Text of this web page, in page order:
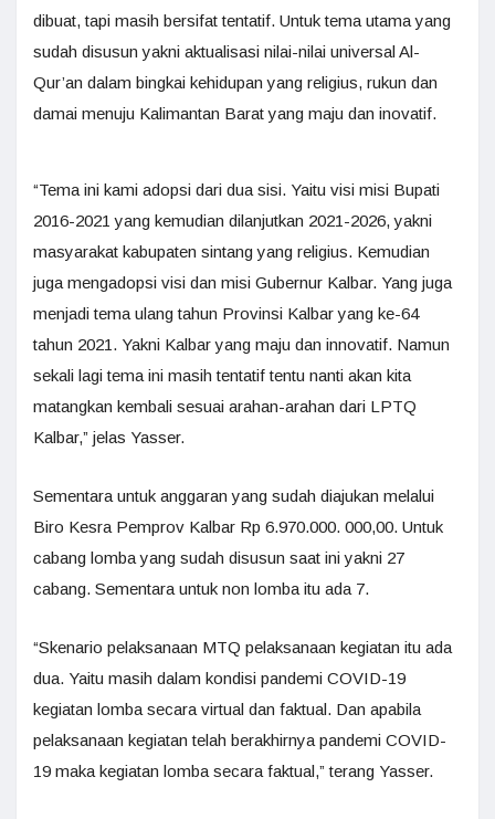
dibuat, tapi masih bersifat tentatif. Untuk tema utama yang
sudah disusun yakni aktualisasi nilai-nilai universal Al-
Qur’an dalam bingkai kehidupan yang religius, rukun dan
damai menuju Kalimantan Barat yang maju dan inovatif.
“Tema ini kami adopsi dari dua sisi. Yaitu visi misi Bupati
2016-2021 yang kemudian dilanjutkan 2021-2026, yakni
masyarakat kabupaten sintang yang religius. Kemudian
juga mengadopsi visi dan misi Gubernur Kalbar. Yang juga
menjadi tema ulang tahun Provinsi Kalbar yang ke-64
tahun 2021. Yakni Kalbar yang maju dan innovatif. Namun
sekali lagi tema ini masih tentatif tentu nanti akan kita
matangkan kembali sesuai arahan-arahan dari LPTQ
Kalbar,” jelas Yasser.
Sementara untuk anggaran yang sudah diajukan melalui
Biro Kesra Pemprov Kalbar Rp 6.970.000. 000,00. Untuk
cabang lomba yang sudah disusun saat ini yakni 27
cabang. Sementara untuk non lomba itu ada 7.
“Skenario pelaksanaan MTQ pelaksanaan kegiatan itu ada
dua. Yaitu masih dalam kondisi pandemi COVID-19
kegiatan lomba secara virtual dan faktual. Dan apabila
pelaksanaan kegiatan telah berakhirnya pandemi COVID-
19 maka kegiatan lomba secara faktual,” terang Yasser.